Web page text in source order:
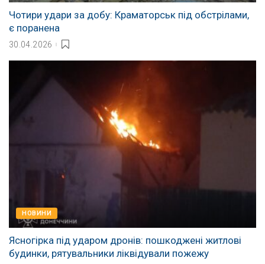
Чотири удари за добу: Краматорськ під обстрілами,
є поранена
30.04.2026
НОВИНИ
Ясногірка під ударом дронів: пошкоджені житлові
будинки, рятувальники ліквідували пожежу